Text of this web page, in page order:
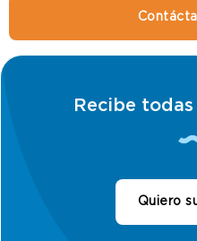
Recibe
Quiero